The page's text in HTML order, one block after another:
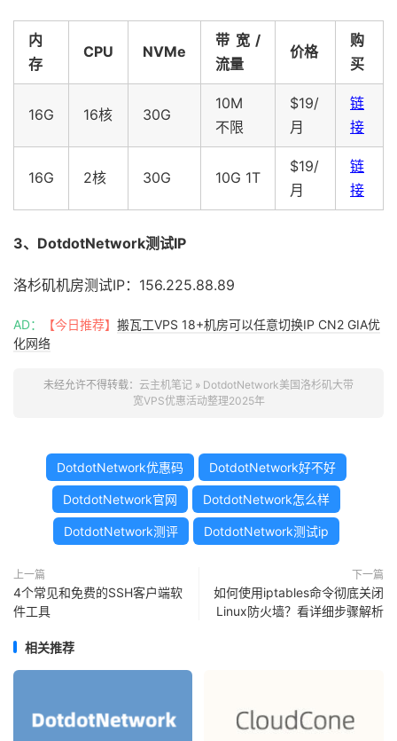
内
存
CPU NVMe
带宽/
流量
价格
购
买
16G 16核 30G
10M
不限
$19/
月
链
接
16G 2核 30G 10G 1T
$19/
月
链
接
3、DotdotNetwork测试IP
洛杉矶机房测试IP：156.225.88.89
AD： 【今日推荐】 搬瓦工VPS 18+机房可以任意切换IP CN2 GIA优
化网络
未经允许不得转载： 云主机笔记 » DotdotNetwork美国洛杉矶大带
宽VPS优惠活动整理2025年
DotdotNetwork优惠码 DotdotNetwork好不好
DotdotNetwork官网 DotdotNetwork怎么样
DotdotNetwork测评 DotdotNetwork测试ip
上一篇
4个常见和免费的SSH客户端软
件工具
下一篇
如何使用iptables命令彻底关闭
Linux防火墙？看详细步骤解析
相关推荐